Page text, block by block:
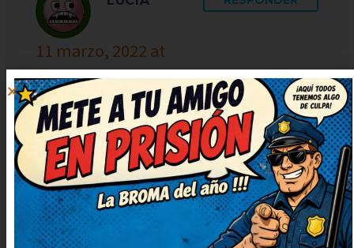
11 marzo, 2022 at
8:29
De lujo este chiste, muy simpático
y fresco. Deberían hacer una serie
solo con chistes como este. Me
quedo con la ocurrencia final, es
genial. Qué arte, ojalá subáis más
chistes así.